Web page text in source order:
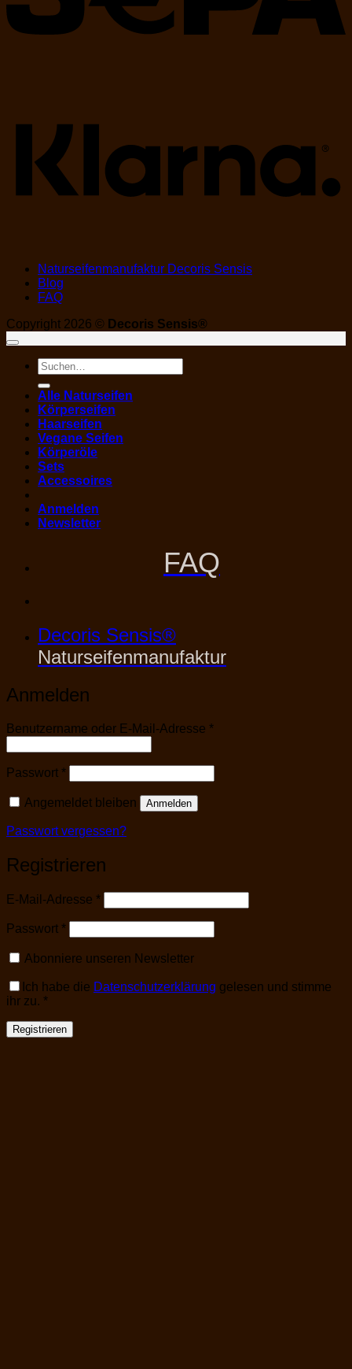
Naturseifenmanufaktur Decoris Sensis
Blog
FAQ
Copyright 2026 © Decoris Sensis®
Suchen
nach:
Alle Naturseifen
Körperseifen
Haarseifen
Vegane Seifen
Körperöle
Sets
Accessoires
Anmelden
Newsletter
FAQ
Decoris Sensis®
Naturseifenmanufaktur
Anmelden
Benutzername oder E-Mail-Adresse *Erforderlich
Passwort *Erforderlich
Angemeldet bleiben Anmelden
Passwort vergessen?
Registrieren
E-Mail-Adresse *Erforderlich
Passwort *Erforderlich
Abonniere unseren Newsletter
Ich habe die Datenschutzerklärung gelesen und stimme
ihr zu. *
Registrieren